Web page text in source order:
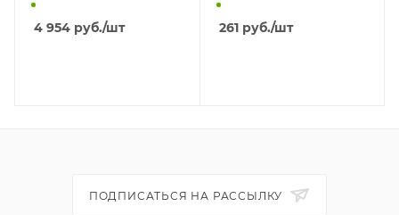
4 954 руб./шт 261руб./шт
ПОДПИСАТЬСЯ НА РАССЫЛКУ